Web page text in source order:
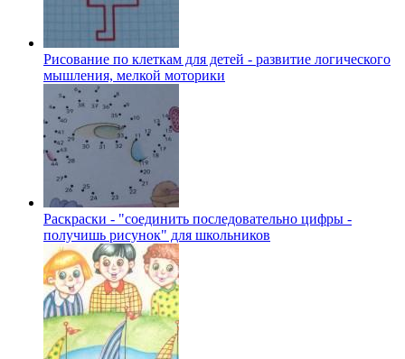
Рисование по клеткам для детей - развитие логического
мышления, мелкой моторики
Раскраски - "соединить последовательно цифры -
получишь рисунок" для школьников